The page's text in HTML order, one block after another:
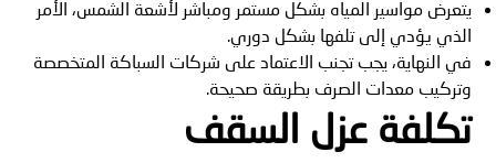
يتعرض مواسير المياه بشكل مستمر ومباشر لأشعة الشمس، الأمر
الذي يؤدي إلى تلفها بشكل دوري.
في النهاية، يجب تجنب الاعتماد على شركات السباكة المتخصصة
وتركيب معدات الصرف بطريقة صحيحة.
تكلفة عزل السقف